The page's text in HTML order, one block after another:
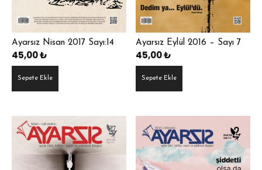
Ayarsız Nisan 2017 Sayı:14
45,00₺
Sepete Ekle
Ayarsız Eylül 2016 – Sayı 7
45,00₺
Sepete Ekle